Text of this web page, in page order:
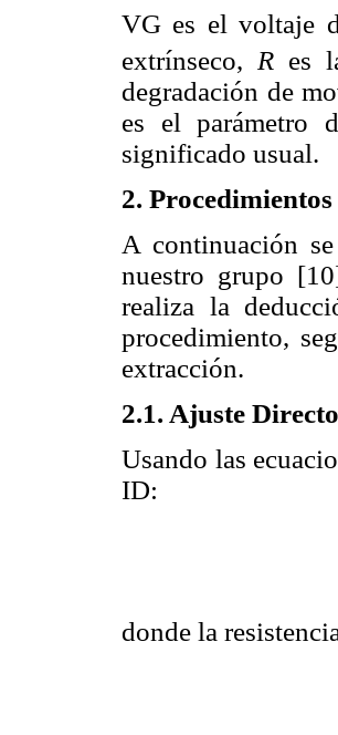
VG es el voltaje
extrínseco, Res
degradación de
es el parámetro
significado usual.
2.
A continuación
nuestro grupo
realiza la
procedimiento,
extracción.
2.1. Ajuste
Usando las
ID:
donde la